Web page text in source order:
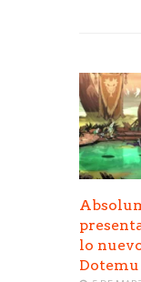
lo
Dotemu